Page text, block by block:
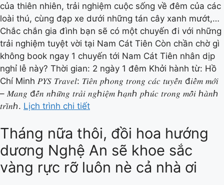
của thiên nhiên, trải nghiệm cuộc sống về đêm của các
loài thú, cùng đạp xe dưới những tán cây xanh mướt,…
Chắc chắn gia đình bạn sẽ có một chuyến đi với những
trải nghiệm tuyệt vời tại Nam Cát Tiên Còn chần chờ gì
không book ngay 1 chuyến tới Nam Cát Tiên nhân dịp
nghỉ lễ này? Thời gian: 2 ngày 1 đêm Khởi hành từ: Hồ
Chí Minh 𝑃𝑌𝑆 𝑇𝑟𝑎𝑣𝑒𝑙: 𝑇𝑖𝑒̂𝑛 𝑝ℎ𝑜𝑛𝑔 𝑡𝑟𝑜𝑛𝑔 𝑐𝑎́𝑐 𝑡𝑢𝑦𝑒̂́𝑛 đ𝑖𝑒̂̉𝑚 𝑚𝑜̛́𝑖
– 𝑀𝑎𝑛𝑔 đ𝑒̂́𝑛 𝑛ℎ𝑢̛̃𝑛𝑔 𝑡𝑟𝑎̉𝑖 𝑛𝑔ℎ𝑖𝑒̣̂𝑚 ℎ𝑎̣𝑛ℎ 𝑝ℎ𝑢́𝑐 𝑡𝑟𝑜𝑛𝑔 𝑚𝑜̂̃𝑖 ℎ𝑎̀𝑛ℎ
𝑡𝑟𝑖̀𝑛ℎ. Lịch trình chi tiết
Tháng nữa thôi, đồi hoa hướng
dương Nghệ An sẽ khoe sắc
vàng rực rỡ luôn nè cả nhà ơi